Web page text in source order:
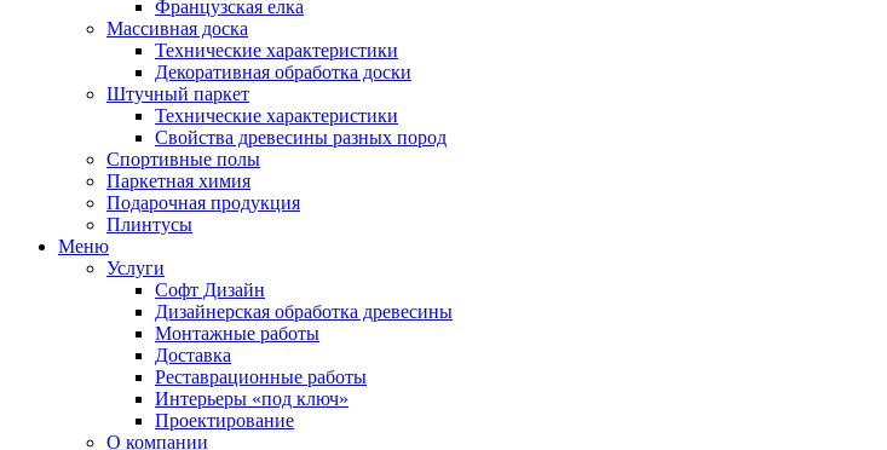
Французская елка
Массивная доска
Технические характеристики
Декоративная обработка доски
Штучный паркет
Технические характеристики
Свойства древесины разных пород
Спортивные полы
Паркетная химия
Подарочная продукция
Плинтусы
Меню
Услуги
Софт Дизайн
Дизайнерская обработка древесины
Монтажные работы
Доставка
Реставрационные работы
Интерьеры «под ключ»
Проектирование
О компании